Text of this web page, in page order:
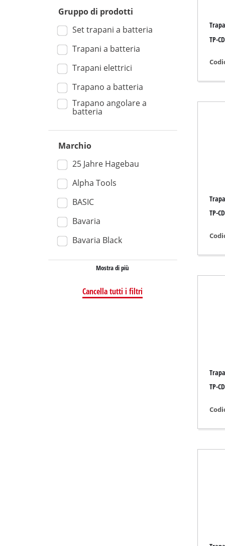
Seghe
Altre
Gruppo di prodotti
Set trapani a batteria
Trapani a batteria
Trapani elettrici
Trapano a batteria
Trapano angolare a
batteria
Marchio
25 Jahre Hagebau
Alpha Tools
BASIC
Bavaria
Bavaria Black
Mostra di più
Cancella tutti i filtri
TP-
TP-
TP-